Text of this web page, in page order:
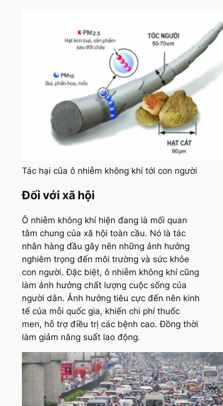
Tác hại của ô nhiễm không khí tới con người
Đối với xã hội
Ô nhiễm không khí hiện đang là mối quan
tâm chung của xã hội toàn cầu. Nó là tác
nhân hàng đầu gây nên những ảnh hưởng
nghiêm trọng đến môi trường và sức khỏe
con người. Đặc biệt, ô nhiễm không khí cũng
làm ảnh hưởng chất lượng cuộc sống của
người dân. Ảnh hưởng tiêu cực đến nên kinh
tế của mỗi quốc gia, khiến chi phí thuốc
men, hỗ trợ điều trị các bệnh cao. Đồng thời
làm giảm năng suất lao động.